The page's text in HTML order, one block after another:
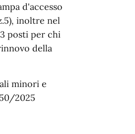
d'accesso
inoltre nel
posti per chi
della
minori e
2025